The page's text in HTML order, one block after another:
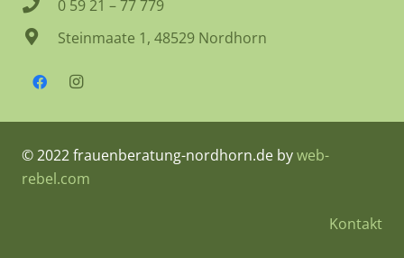
0 59 21 – 77 779
Steinmaate 1, 48529 Nordhorn
© 2022 frauenberatung-nordhorn.de byweb-
rebel.com
Kontakt